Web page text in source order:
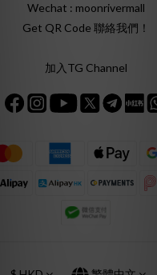
Wechat : moonrivermall
Get QR Code 聯絡我們！
加入TG Channel